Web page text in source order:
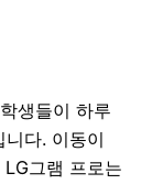
생들이 하루
다. 이동이
그램 프로는